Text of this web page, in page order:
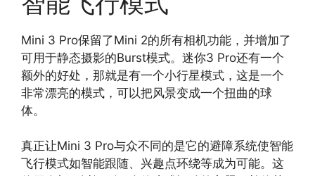
Mini 3 Pro保留了Mini 2的所有相机功能，并增加了
可用于静态摄影的Burst模式。迷你3 Pro还有一个
额外的好处，那就是有一个小行星模式，这是一个
非常漂亮的模式，可以把风景变成一个扭曲的球
体。
真正让Mini 3 Pro与众不同的是它的避障系统使智能
飞行模式如智能跟随、兴趣点环绕等成为可能。这